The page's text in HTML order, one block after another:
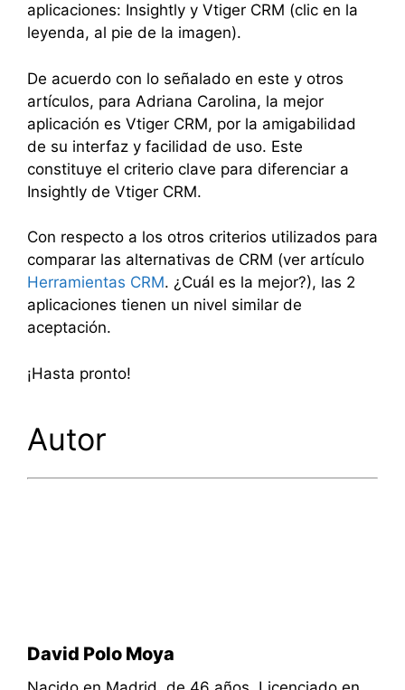
aplicaciones: Insightly y Vtiger CRM (clic en la
leyenda, al pie de la imagen).
De acuerdo con lo señalado en este y otros
artículos, para Adriana Carolina, la mejor
aplicación es Vtiger CRM, por la amigabilidad
de su interfaz y facilidad de uso. Este
constituye el criterio clave para diferenciar a
Insightly de Vtiger CRM.
Con respecto a los otros criterios utilizados para
comparar las alternativas de CRM (ver artículo
Herramientas CRM. ¿Cuál es la mejor?), las 2
aplicaciones tienen un nivel similar de
aceptación.
¡Hasta pronto!
Autor
David Polo Moya